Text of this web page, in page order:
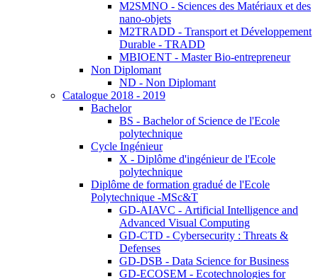
M2SMNO - Sciences des Matériaux et des
nano-objets
M2TRADD - Transport et Développement
Durable - TRADD
MBIOENT - Master Bio-entrepreneur
Non Diplomant
ND - Non Diplomant
Catalogue 2018 - 2019
Bachelor
BS - Bachelor of Science de l'Ecole
polytechnique
Cycle Ingénieur
X - Diplôme d'ingénieur de l'Ecole
polytechnique
Diplôme de formation gradué de l'Ecole
Polytechnique -MSc&T
GD-AIAVC - Artificial Intelligence and
Advanced Visual Computing
GD-CTD - Cybersecurity : Threats &
Defenses
GD-DSB - Data Science for Business
GD-ECOSEM - Ecotechnologies for